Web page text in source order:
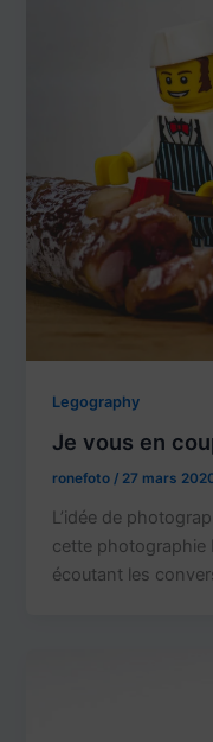
Legography
Je vous en
ronefoto/ 27 mars
L’idée de
cette photographie
écoutant les